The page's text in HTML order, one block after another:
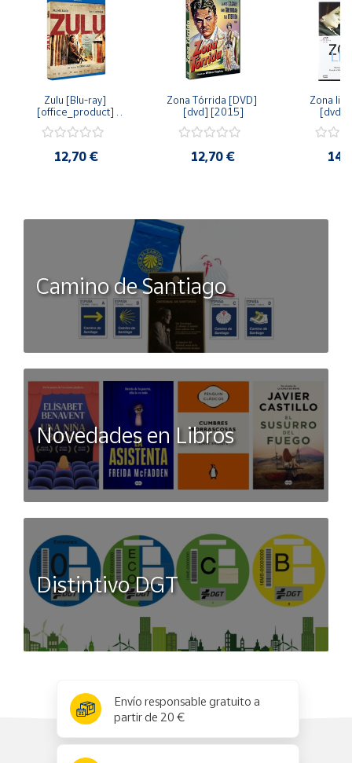
Zulu [Blu-ray]
[office_product]
12,70 €
Zona Tórrida [DVD]
[dvd] [2015]
12,70 €
Zona
[dvd]
Camino de Santiago
Novedades en Libros
Distintivo DGT
Envío responsable gratuito a
partir de 20 €